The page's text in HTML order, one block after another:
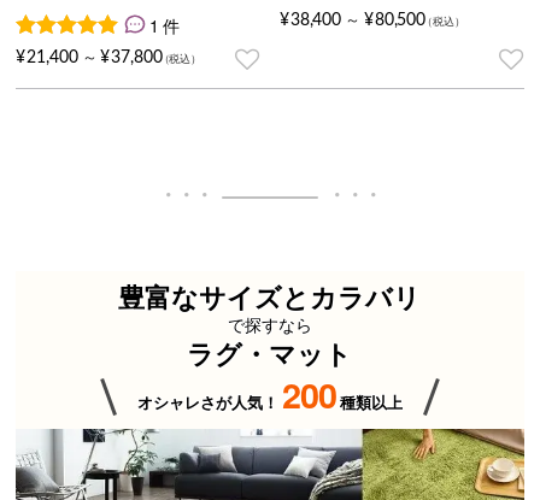
N/ソフトン』
1
件の利用者評価に基づく5段階評価のうち、
1 件
¥21,400 ～ ¥37,800
ルト』
¥38,400 ～ ¥80,500
豊富なサイズとカラバリ
で探すなら
ラグ・マット
オシャレさが人気！ 200 種類以上